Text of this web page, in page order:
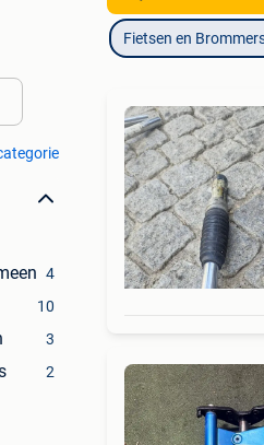
4
10
3
2
Fietsen en